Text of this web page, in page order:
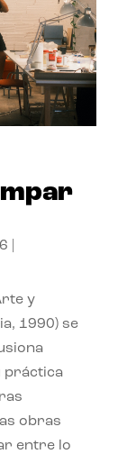
y
1990) se
práctica
obras
entre lo